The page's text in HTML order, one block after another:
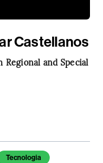
Castellanos
Regional and Special
Tecnologia